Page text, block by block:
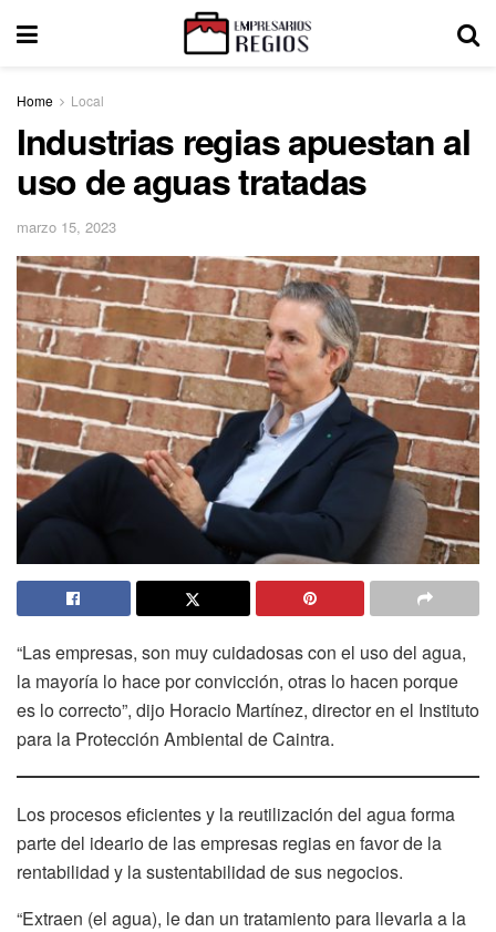
Home Local
Industrias regias apuestan al
uso de aguas tratadas
marzo 15, 2023
“Las empresas, son muy cuidadosas con el uso del agua,
la mayoría lo hace por convicción, otras lo hacen porque
es lo correcto”, dijo Horacio Martínez, director en el Instituto
para la Protección Ambiental de Caintra.
Los procesos eficientes y la reutilización del agua forma
parte del ideario de las empresas regias en favor de la
rentabilidad y la sustentabilidad de sus negocios.
“Extraen (el agua), le dan un tratamiento para llevarla a la